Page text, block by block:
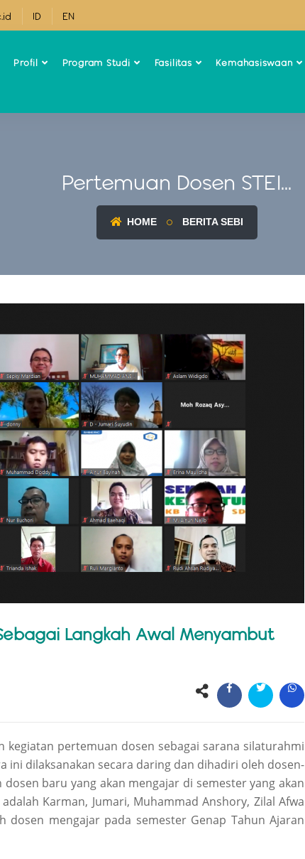
ID EN
Profil Program Studi Fasilitas Kemahasiswaan
Pertemuan Dosen STEI...
HOME BERITA SEBI
Langkah Awal Menyambut
kegiatan pertemuan dosen sebagai sarana silaturahmi
ini dilaksanakan secara daring dan dihadiri oleh dosen-
dosen baru yang akan mengajar di semester yang akan
adalah Karman, Jumari, Muhammad Anshory, Zilal Afwa
dosen mengajar pada semester Genap Tahun Ajaran